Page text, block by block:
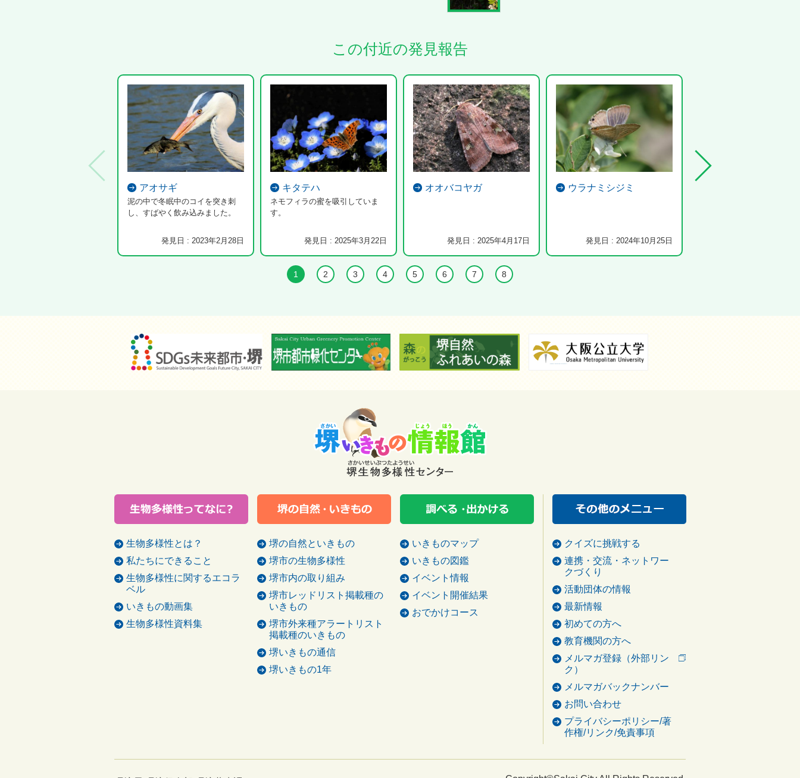
この付近の発見報告
アオサギ
泥の中で冬眠中のコイを突き刺
し、すばやく飲み込みました。
発見日 : 2023年2月28日
キタテハ
ネモフィラの蜜を吸引していま
す。
発見日 : 2025年3月22日
オオバコヤガ
発見日 : 2025年4月17日
ウラナミシジミ
発見日 : 2024年10月25日
1 2 3 4 5 6 7 8
生物多様性とは？
私たちにできること
生物多様性に関するエコラ
ベル
いきもの動画集
生物多様性資料集
堺の自然といきもの
堺市の生物多様性
堺市内の取り組み
堺市レッドリスト掲載種の
いきもの
堺市外来種アラートリスト
掲載種のいきもの
堺いきもの通信
堺いきもの1年
いきものマップ
いきもの図鑑
イベント情報
イベント開催結果
おでかけコース
クイズに挑戦する
連携・交流・ネットワー
クづくり
活動団体の情報
最新情報
初めての方へ
教育機関の方へ
メルマガ登録（外部リン
ク）
メルマガバックナンバー
お問い合わせ
プライバシーポリシー/著
作権/リンク/免責事項